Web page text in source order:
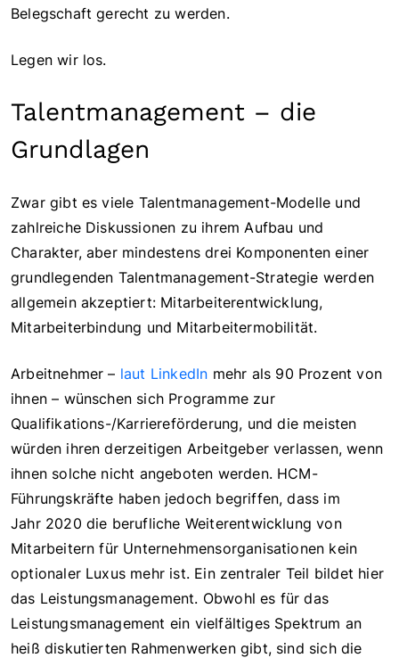
Belegschaft gerecht zu werden.
Legen wir los.
Talentmanagement – die
Grundlagen
Zwar gibt es viele Talentmanagement-Modelle und
zahlreiche Diskussionen zu ihrem Aufbau und
Charakter, aber mindestens drei Komponenten einer
grundlegenden Talentmanagement-Strategie werden
allgemein akzeptiert: Mitarbeiterentwicklung,
Mitarbeiterbindung und Mitarbeitermobilität.
Arbeitnehmer – laut LinkedIn mehr als 90 Prozent von
ihnen – wünschen sich Programme zur
Qualifikations-/Karriereförderung, und die meisten
würden ihren derzeitigen Arbeitgeber verlassen, wenn
ihnen solche nicht angeboten werden. HCM-
Führungskräfte haben jedoch begriffen, dass im
Jahr 2020 die berufliche Weiterentwicklung von
Mitarbeitern für Unternehmensorganisationen kein
optionaler Luxus mehr ist. Ein zentraler Teil bildet hier
das Leistungsmanagement. Obwohl es für das
Leistungsmanagement ein vielfältiges Spektrum an
heiß diskutierten Rahmenwerken gibt, sind sich die